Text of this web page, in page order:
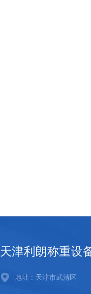
天津利朗称重设
地址：天津市武清区